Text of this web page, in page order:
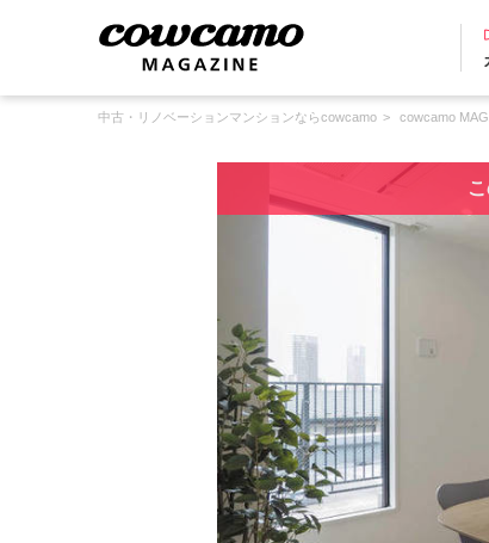
中古・リノベーションマンションならcowcamo cowcamo